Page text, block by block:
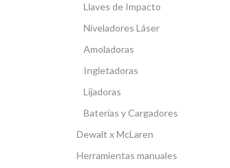
Llaves de Impacto
Niveladores Láser
Amoladoras
Ingletadoras
Lijadoras
Baterías y Cargadores
Dewalt x McLaren
Herramientas manuales